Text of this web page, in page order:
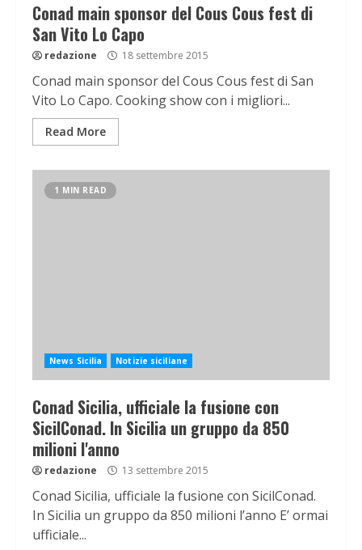
Conad main sponsor del Cous Cous fest di
San Vito Lo Capo
redazione 18 settembre 2015
Conad main sponsor del Cous Cous fest di San
Vito Lo Capo. Cooking show con i migliori...
Read More
1 MIN READ
News Sicilia Notizie siciliane
Conad Sicilia, ufficiale la fusione con
SicilConad. In Sicilia un gruppo da 850
milioni l'anno
redazione 13 settembre 2015
Conad Sicilia, ufficiale la fusione con SicilConad.
In Sicilia un gruppo da 850 milioni l’anno E’ ormai
ufficiale...